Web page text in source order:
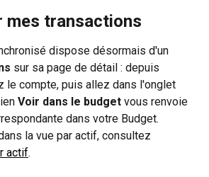
mes transactions
dispose désormais d'un
sur sa page de détail : depuis
le compte, puis allez dans l'onglet
Voir dans le budget vous renvoie
dans votre Budget.
la vue par actif, consultez
actif.